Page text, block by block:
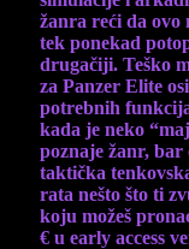
žanra reći da
tek ponekad
drugačiji. Teško
za Panzer Elite
potrebnih
kada je neko
poznaje žanr, bar
taktička
rata nešto što ti
koju možeš
€ u early access